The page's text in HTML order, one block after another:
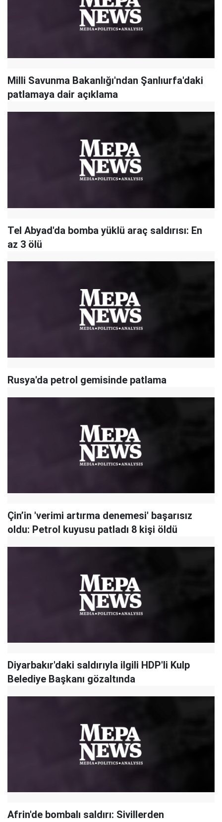
Milli Savunma Bakanlığı'ndan Şanlıurfa'daki
patlamaya dair açıklama
Tel Abyad'da bomba yüklü araç saldırısı: En
az 3 ölü
Rusya'da petrol gemisinde patlama
Çin’in 'verimi artırma denemesi' başarısız
oldu: Petrol kuyusu patladı 8 kişi öldü
Diyarbakır'daki saldırıyla ilgili HDP'li Kulp
Belediye Başkanı gözaltında
Afrin'de bombalı saldırı: Sivillerden